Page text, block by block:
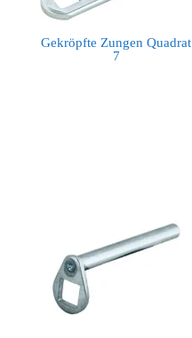
Gekröpfte Zungen Quadrat
7